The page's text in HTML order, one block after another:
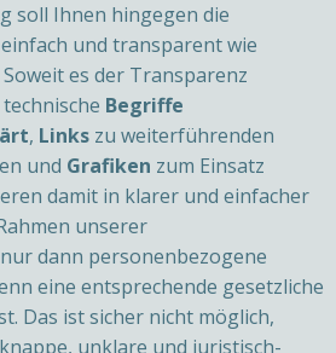
soll Ihnen hingegen die
und transparent wie
es der Transparenz
Begriffe
, Links zu weiterführenden
und Grafiken zum Einsatz
damit in klarer und einfacher
unserer
dann personenbezogene
eine entsprechende gesetzliche
Das ist sicher nicht möglich,
unklare und juristisch-